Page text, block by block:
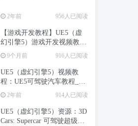
2年前 956人已阅读
【游戏开发教程】UE5（虚
幻引擎5）游戏开发视频教
程：虚幻引擎5中创建第一人
称射击游戏_中英字幕
9个月前 916人已阅读
UE5（虚幻引擎5）视频教
程：UE5可驾驶汽车教程_中
文字幕
2年前 914人已阅读
UE5（虚幻引擎5）资源：3D
Cars: Supercar 可驾驶超级跑